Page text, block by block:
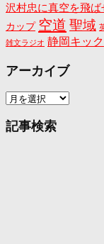
沢村忠に真空を飛ば
カップ 空道 聖域
雑文ラジオ 静岡キック
アーカイブ
ア
カ
記事検索